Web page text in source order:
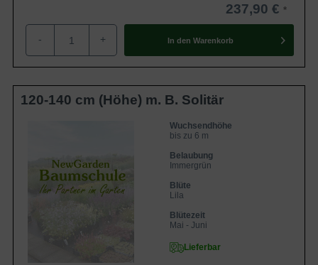
237,90 €
- + In den Warenkorb
120-140 cm (Höhe) m. B. Solitär
Wuchsendhöhe
bis zu 6 m
Belaubung
Immergrün
Blüte
Lila
Blütezeit
Mai - Juni
Lieferbar